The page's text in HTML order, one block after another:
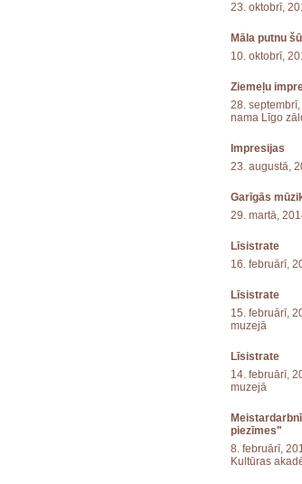
23. oktobrī,
Māla putnu
10. oktobrī,
Ziemeļu
28.
nama Līgo
Impresijas
23. augustā,
Garīgās
29. martā,
Līsistrate
16. februārī,
Līsistrate
15. februārī,
muzejā
Līsistrate
14. februārī,
muzejā
piezīmes"
8. februārī,
Kultūras